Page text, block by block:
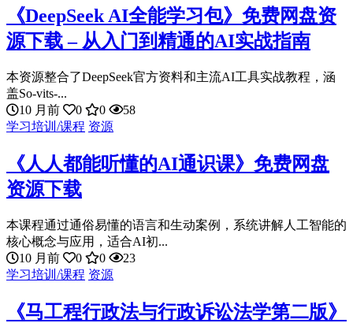
《DeepSeek AI全能学习包》免费网盘资
源下载 – 从入门到精通的AI实战指南
本资源整合了DeepSeek官方资料和主流AI工具实战教程，涵
盖So-vits-...
10 月前
0 0
58
学习培训/课程 资源
《人人都能听懂的AI通识课》免费网盘
资源下载
本课程通过通俗易懂的语言和生动案例，系统讲解人工智能的
核心概念与应用，适合AI初...
10 月前
0 0
23
学习培训/课程 资源
《马工程行政法与行政诉讼法学第二版》